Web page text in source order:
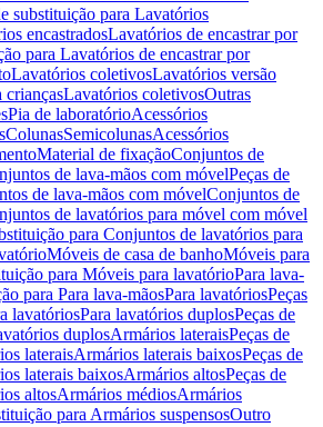
substituição para Lavatórios
encastradosLavatórios de encastrar por
para Lavatórios de encastrar por
Lavatórios coletivosLavatórios versão
criançasLavatórios coletivosOutras
Pia de laboratórioAcessórios
ColunasSemicolunasAcessórios
Material de fixaçãoConjuntos de
de lava-mãos com móvelPeças de
de lava-mãos com móvelConjuntos de
de lavatórios para móvel com móvel
para Conjuntos de lavatórios para
Móveis de casa de banhoMóveis para
para Móveis para lavatórioPara lava-
para Para lava-mãosPara lavatóriosPeças
lavatóriosPara lavatórios duplosPeças de
duplosArmários lateraisPeças de
lateraisArmários laterais baixosPeças de
laterais baixosArmários altosPeças de
altosArmários médiosArmários
para Armários suspensosOutro